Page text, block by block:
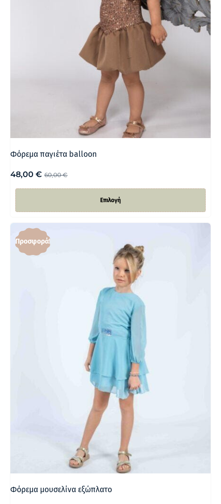
Φόρεμα παγιέτα balloon
60,00€
48,00 €
Επιλογή
Προσφορά!
Φόρεμα μουσελίνα εξώπλατο